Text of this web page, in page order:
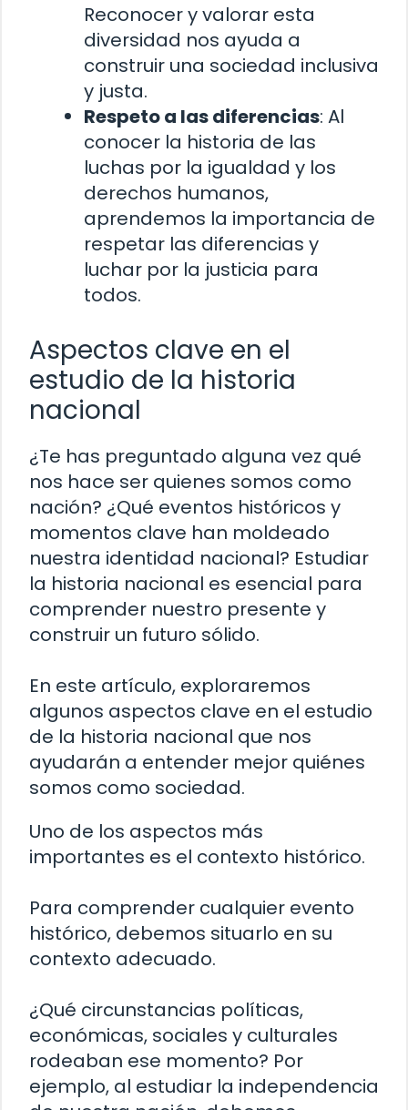
Reconocer y valorar esta
diversidad nos ayuda a
construir una sociedad inclusiva
y justa.
Respeto a las diferencias: Al
conocer la historia de las
luchas por la igualdad y los
derechos humanos,
aprendemos la importancia de
respetar las diferencias y
luchar por la justicia para
todos.
Aspectos clave en el
estudio de la historia
nacional
¿Te has preguntado alguna vez qué
nos hace ser quienes somos como
nación? ¿Qué eventos históricos y
momentos clave han moldeado
nuestra identidad nacional? Estudiar
la historia nacional es esencial para
comprender nuestro presente y
construir un futuro sólido.
En este artículo, exploraremos
algunos aspectos clave en el estudio
de la historia nacional que nos
ayudarán a entender mejor quiénes
somos como sociedad.
Uno de los aspectos más
importantes es el contexto histórico.
Para comprender cualquier evento
histórico, debemos situarlo en su
contexto adecuado.
¿Qué circunstancias políticas,
económicas, sociales y culturales
rodeaban ese momento? Por
ejemplo, al estudiar la independencia